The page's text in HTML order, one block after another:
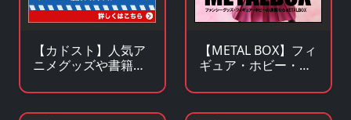
【カドスト】人気ア
ニメグッズや書籍の
ラインストア
【METAL BOX】フィ
ギュア・ホビー・フ
販サイト